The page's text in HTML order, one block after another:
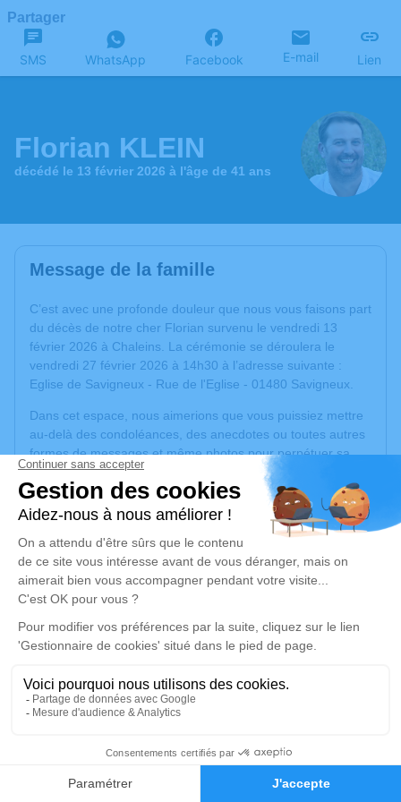
Faire-part Hommages
Partager
SMS WhatsApp Facebook E-mail Lien
Florian KLEIN
décédé le 13 février 2026 à l'âge de 41 ans
Message de la famille
C’est avec une profonde douleur que nous vous faisons part
du décès de notre cher Florian survenu le vendredi 13
février 2026 à Chaleins. La cérémonie se déroulera le
vendredi 27 février 2026 à 14h30 à l’adresse suivante :
Eglise de Savigneux - Rue de l'Eglise - 01480 Savigneux.
Dans cet espace, nous aimerions que vous puissiez mettre
au-delà des condoléances, des anecdotes ou toutes autres
formes de messages et même photos pour perpétuer sa
présence dans nos cœurs.
Merci pour vos témoignages d'affection et de soutien.
Vanessa, Nina-Rose, Gabriel, Brigitte, Michel, Rémi,
Maxime et toute notre famille.
Un service de plantation d’arbre hommage est
Cérémonie religieuse
Eglise de Savigneux
Rue de l'Eglise